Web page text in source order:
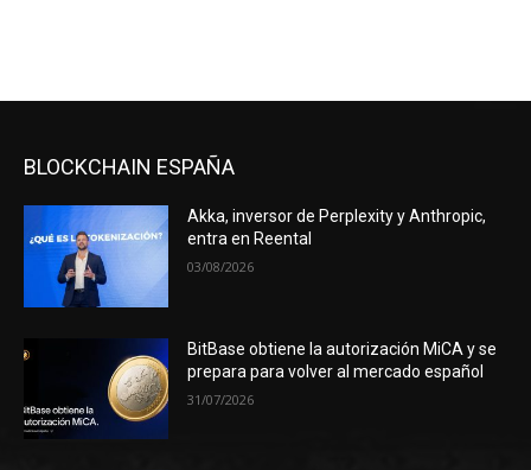
BLOCKCHAIN ESPAÑA
Akka, inversor de Perplexity y Anthropic,
entra en Reental
03/08/2026
BitBase obtiene la autorización MiCA y se
prepara para volver al mercado español
31/07/2026